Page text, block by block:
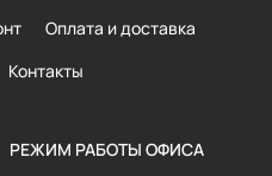
Оплата и доставка
Контакты
РЕЖИМ РАБОТЫ ОФИСА